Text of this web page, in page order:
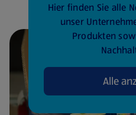
Hier finden Sie alle
unser
Produkten
Alle